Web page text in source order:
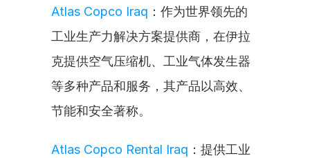
Atlas Copco Iraq ：作为世界领先的
工业生产力解决方案提供商，在伊拉
克提供空气压缩机、工业气体发生器
等多种产品和服务，其产品以高效、
节能和安全著称。
Atlas Copco Rental Iraq ：提供工业